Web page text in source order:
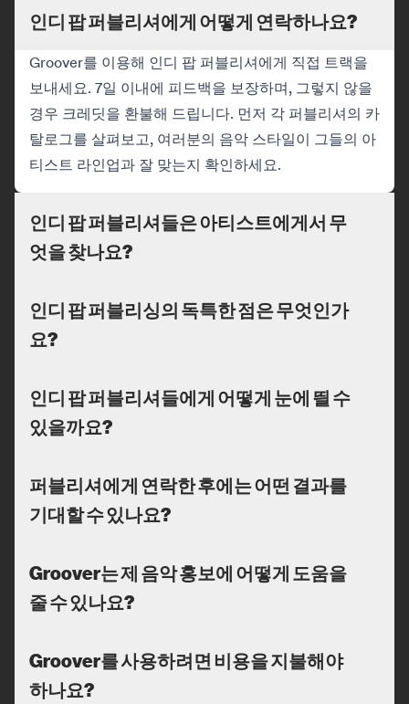
인디 팝 퍼블리셔에게 어떻게 연락하나요?
Groover를 이용해 인디 팝 퍼블리셔에게 직접 트랙을
보내세요. 7일 이내에 피드백을 보장하며, 그렇지 않을
경우 크레딧을 환불해 드립니다. 먼저 각 퍼블리셔의 카
탈로그를 살펴보고, 여러분의 음악 스타일이 그들의 아
티스트 라인업과 잘 맞는지 확인하세요.
인디 팝 퍼블리셔들은 아티스트에게서 무
엇을 찾나요?
인디 팝 퍼블리싱의 독특한 점은 무엇인가
요?
인디 팝 퍼블리셔들에게 어떻게 눈에 띌 수
있을까요?
퍼블리셔에게 연락한 후에는 어떤 결과를
기대할 수 있나요?
Groover는 제 음악 홍보에 어떻게 도움을
줄 수 있나요?
Groover를 사용하려면 비용을 지불해야
하나요?